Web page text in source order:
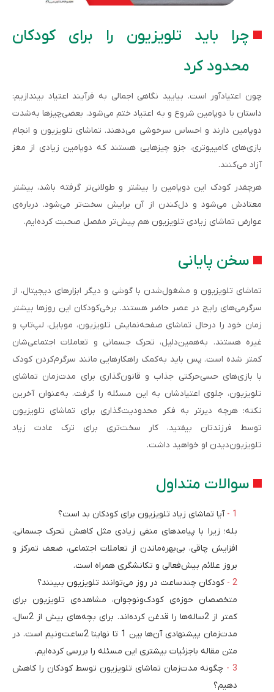
چرا باید تلویزیون را برای کودکان
محدود کرد
چون اعتیادآور است. بیایید نگاهی اجمالی به فرآیند اعتیاد بیندازیم:
داستان با دوپامین شروع و به اعتیاد ختم می‌شود. بعضی‌چیزها به‌شدت
دوپامین دارند و احساس سرخوشی می‌دهند. تماشای تلویزیون و انجام
بازی‌های کامپیوتری، جزو چیزهایی هستند که دوپامین زیادی از مغز
آزاد می‌کنند.
هرچقدر کودک این دوپامین را بیشتر و طولانی‌تر گرفته باشد، بیشتر
معتادش می‌شود و دل‌کندن از آن برایش سخت‌تر می‌شود. درباره‌ی
عوارض تماشای زیادی تلویزیون هم پیش‌تر مفصل صحبت کرده‌ایم.
سخن پایانی
تماشای تلویزیون و مشغول‌شدن با گوشی و دیگر ابزارهای دیجیتال، از
سرگرمی‌های رایج در عصر حاضر هستند. برخی‌کودکان این روزها بیشتر
زمان خود را درحال تماشای صفحه‌نمایش تلویزیون، موبایل، لپ‌تاپ و
غیره هستند. به‌همین‌دلیل، تحرک جسمانی و تعاملات اجتماعی‌شان
کمتر شده است. پس باید به‌کمک راهکارهایی مانند سرگرم‌کردن کودک
با بازی‌های حسی‌حرکتی جذاب و قانون‌گذاری برای مدت‌زمان تماشای
تلویزیون، جلوی اعتیادشان به این مسئله را گرفت. به‌عنوان آخرین
نکته: هرچه دیرتر به فکر محدودیت‌گذاری برای تماشای تلویزیون
توسط فرزندتان بیفتید، کار سخت‌تری برای ترک عادت زیاد
تلویزیون‌دیدن او خواهید داشت.
سوالات متداول
آیا تماشای زیاد تلویزیون برای کودکان بد است؟
بله؛ زیرا با پیامدهای منفی زیادی مثل کاهش تحرک جسمانی،
افزایش چاقی، بی‌بهره‌ماندن از تعاملات اجتماعی، ضعف تمرکز و
بروز علائم بیش‌فعالی و تکانشگری همراه است.
کودکان چندساعت در روز می‌توانند تلویزیون ببینند؟
متخصصان حوزه‌ی کودک‌ونوجوان، مشاهده‌ی تلویزیون برای
کمتر از 2ساله‌ها را قدغن کرده‌اند. برای بچه‌های بیش از 2سال،
مدت‌زمان پیشنهادی آن‌ها بین 1 تا نهایتا 2ساعت‌ونیم است. در
متن مقاله باجزئیات بیشتری این مسئله را بررسی کرده‌ایم.
چگونه ‌مدت‌زمان تماشای تلویزیون توسط کودکان را کاهش
دهیم؟